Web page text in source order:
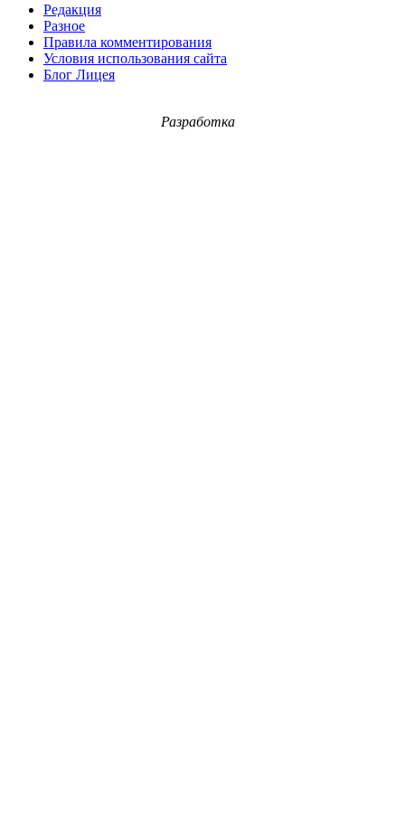
Редакция
Разное
Правила комментирования
Условия использования сайта
Блог Лицея
Разработка